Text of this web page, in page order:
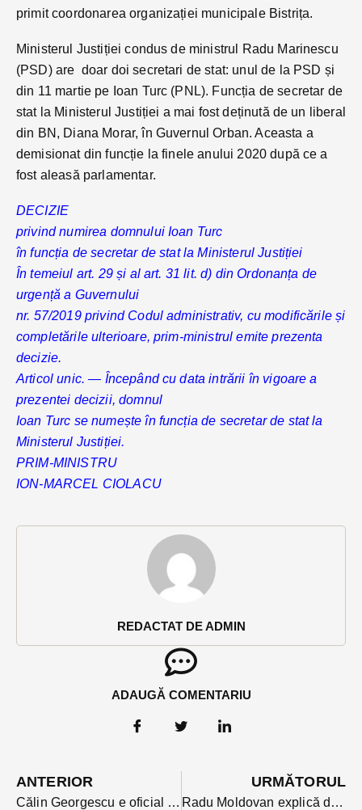
REDACTAT DE ADMIN
ADAUGĂ COMENTARIU
primit coordonarea organizației municipale Bistrița.
Ministerul Justiției condus de ministrul Radu Marinescu
(PSD) are doar doi secretari de stat: unul de la PSD și
din 11 martie pe Ioan Turc (PNL). Funcția de secretar de
stat la Ministerul Justiției a mai fost deținută de un liberal
din BN, Diana Morar, în Guvernul Orban. Aceasta a
demisionat din funcție la finele anului 2020 după ce a
fost aleasă parlamentar.
DECIZIE
privind numirea domnului Ioan Turc
în funcția de secretar de stat la Ministerul Justiției
În temeiul art. 29 și al art. 31 lit. d) din Ordonanța de
urgență a Guvernului
nr. 57/2019 privind Codul administrativ, cu modificările și
completările ulterioare, prim-ministrul emite prezenta
decizie.
Articol unic. — Începând cu data intrării în vigoare a
prezentei decizii, domnul
Ioan Turc se numește în funcția de secretar de stat la
Ministerul Justiției.
PRIM-MINISTRU
ION-MARCEL CIOLACU
ANTERIOR
Călin Georgescu e oficial OUT din cursa prezidențială. CCR i-a respins toate contestațiile, așa cum era de așteptat
URMĂTORUL
Radu Moldovan explică de ce a votat împotriva excluderii lui Ponta din PSD.